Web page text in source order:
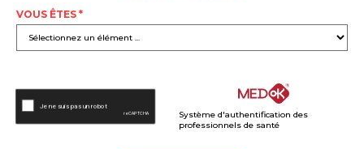
VOUS ÊTES *
Système d'authentification des
professionnels de santé